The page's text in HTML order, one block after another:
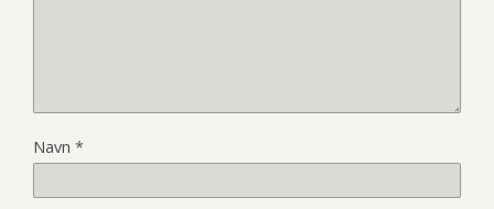
Navn *